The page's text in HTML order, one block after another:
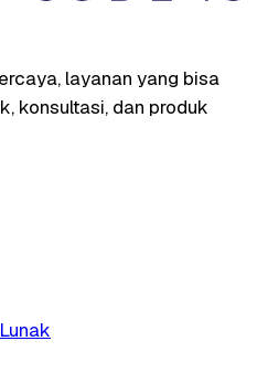
layanan yang bisa
konsultasi, dan produk